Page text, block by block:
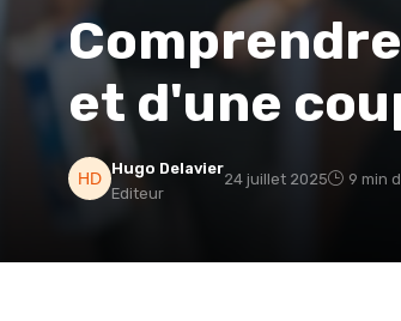
et d'une
Hugo Delavier
Editeur
24 juillet 2025 9 min